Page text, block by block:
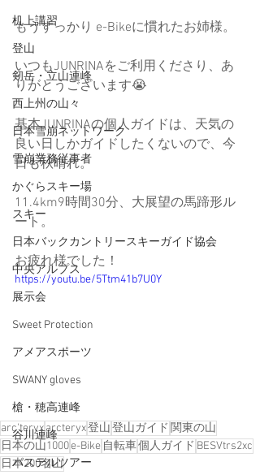
机上講習
登山
剱岳・立山連峰
西上州の山々
日本雪崩ネットワーク
雪崩業務従事者
かぐらスキー場
スキー
日本バックカントリースキーガイド協会
中央アルプス
展示会
Sweet Protection
アメアスポーツ
SWANY gloves
槍・穂高連峰
谷川連峰
パステルツアー
もうすっかり e-Bikeに慣れたお姉様。
いつもJUNRINAをご利用くださり、あ
りがとうございます😭
基本JUNRINAの個人ガイドは、天気の
良い日しかガイドしたくないので、今
日も秋晴れ。
11.4km9時間30分、大展望の馬蹄形ル
ート。
お疲れ様でした！
https://youtu.be/5Ttm41b7U0Y
arc'teryxarcteryx登山登山ガイド 関東の山
日本の山1000e-Bike 自転車個人ガイド BESVtrs2xc
日本200名山